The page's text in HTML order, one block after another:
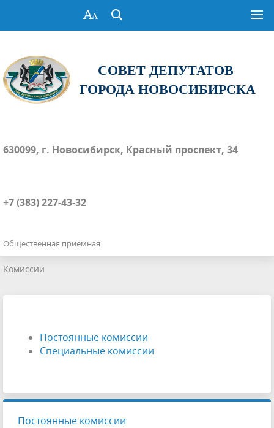
СОВЕТ ДЕПУТАТОВ
ГОРОДА НОВОСИБИРСКА
630099, г. Новосибирск, Красный проспект, 34
+7 (383) 227-43-32
Общественная приемная
Комиссии
Постоянные комиссии
Специальные комиссии
Постоянные комиссии